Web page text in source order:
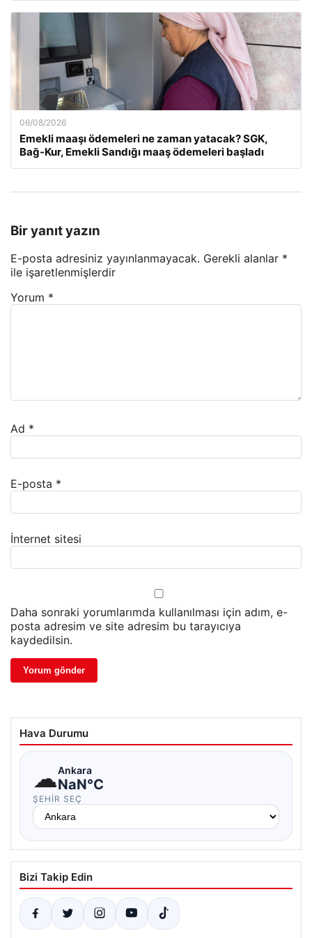
06/08/2026
Emekli maaşı ödemeleri ne zaman yatacak? SGK,
Bağ-Kur, Emekli Sandığı maaş ödemeleri başladı
Bir yanıt yazın
E-posta adresiniz yayınlanmayacak. Gerekli alanlar *
ile işaretlenmişlerdir
Yorum *
Ad *
E-posta *
İnternet sitesi
Daha sonraki yorumlarımda kullanılması için adım, e-
posta adresim ve site adresim bu tarayıcıya
kaydedilsin.
Hava Durumu
☁Ankara
NaN°C
ŞEHIR SEÇ
Bizi Takip Edin